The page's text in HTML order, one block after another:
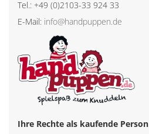
Tel.: +49 (0)2103-33 924 33
E-Mail: info@handpuppen.de
Ihre Rechte als kaufende Person